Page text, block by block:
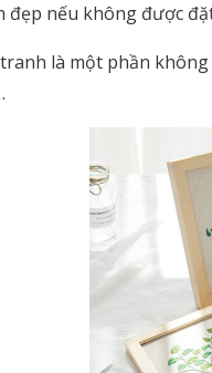
đẹp nếu không được
là một phần